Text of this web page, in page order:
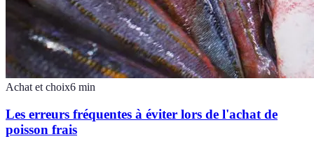
Achat et choix6 min
Les erreurs fréquentes à éviter lors de l'achat de
poisson frais